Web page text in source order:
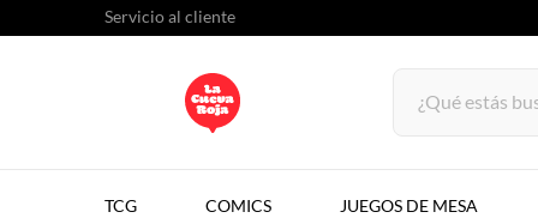
Servicio al cliente
TCG COMICS JUEGOS DE MESA